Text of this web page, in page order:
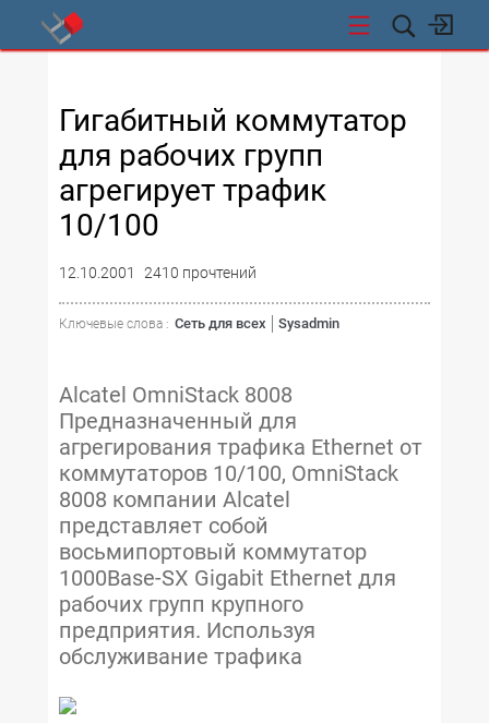
Гигабитный коммутатор
для рабочих групп
агрегирует трафик
10/100
12.10.2001 2410 прочтений
Ключевые слова : Сеть для всех Sysadmin
Alcatel OmniStack 8008
Предназначенный для
агрегирования трафика Ethernet от
коммутаторов 10/100, OmniStack
8008 компании Alcatel
представляет собой
восьмипортовый коммутатор
1000Base-SX Gigabit Ethernet для
рабочих групп крупного
предприятия. Используя
обслуживание трафика